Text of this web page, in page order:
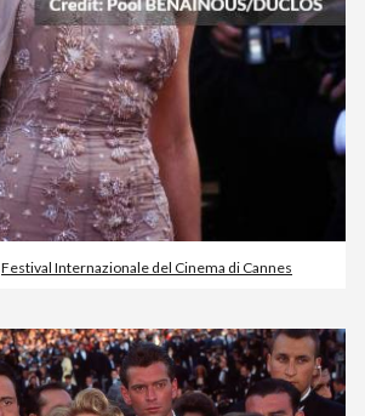
Festival Internazionale del Cinema di Cannes